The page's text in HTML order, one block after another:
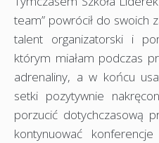
team” powrócił do swoich
talent organizatorski i
którym miałam podczas
adrenaliny, a w końcu
setki pozytywnie
porzucić dotychczasową
kontynuować